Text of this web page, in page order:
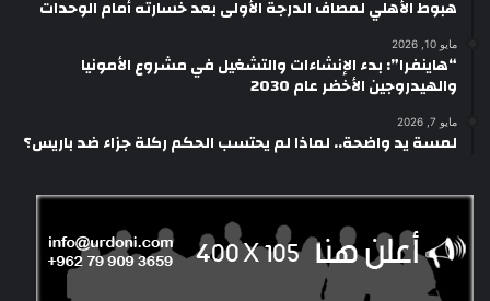
هبوط الأهلي لمصاف الدرجة الأولى بعد خسارته أمام الوحدات
مايو 10, 2026
“هاينفرا”: بدء الإنشاءات والتشغيل في مشروع الأمونيا
والهيدروجين الأخضر عام 2030
مايو 7, 2026
لمسة يد واضحة.. لماذا لم يحتسب الحكم ركلة جزاء ضد باريس؟